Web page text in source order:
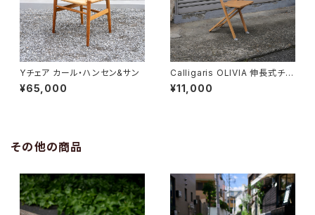
Yチェア カール・ハンセン&サン
¥65,000
Calligaris OLIVIA 伸長式チェ
ア
¥11,000
その他の商品